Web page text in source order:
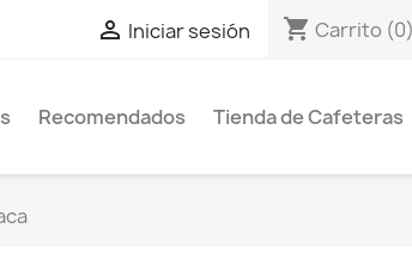
 Iniciar sesión shopping_cart Carrito (0)
Recomendados Tienda de Cafeteras